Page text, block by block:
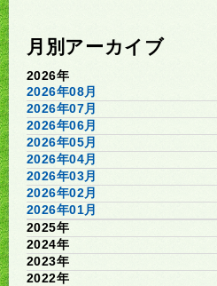
月別アーカイブ
2026年
2026年08月
2026年07月
2026年06月
2026年05月
2026年04月
2026年03月
2026年02月
2026年01月
2025年
2024年
2023年
2022年